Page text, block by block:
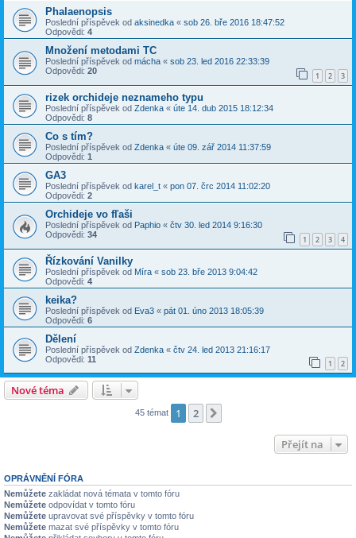
Phalaenopsis
Poslední příspěvek od aksinedka « sob 26. bře 2016 18:47:52
Odpovědi: 4
Množení metodami TC
Poslední příspěvek od mácha « sob 23. led 2016 22:33:39
Odpovědi: 20 1 2 3
rizek orchideje neznameho typu
Poslední příspěvek od Zdenka « úte 14. dub 2015 18:12:34
Odpovědi: 8
Co s tím?
Poslední příspěvek od Zdenka « úte 09. zář 2014 11:37:59
Odpovědi: 1
GA3
Poslední příspěvek od karel_t « pon 07. črc 2014 11:02:20
Odpovědi: 2
Orchideje vo fľaši
Poslední příspěvek od Paphio « čtv 30. led 2014 9:16:30
Odpovědi: 34 1 2 3 4
Řízkování Vanilky
Poslední příspěvek od Míra « sob 23. bře 2013 9:04:42
Odpovědi: 4
keika?
Poslední příspěvek od Eva3 « pát 01. úno 2013 18:05:39
Odpovědi: 6
Dělení
Poslední příspěvek od Zdenka « čtv 24. led 2013 21:16:17
Odpovědi: 11 1 2
Nové téma
45 témat 1 2
Přejít na
OPRÁVNĚNÍ FÓRA
Nemůžete zakládat nová témata v tomto fóru
Nemůžete odpovídat v tomto fóru
Nemůžete upravovat své příspěvky v tomto fóru
Nemůžete mazat své příspěvky v tomto fóru